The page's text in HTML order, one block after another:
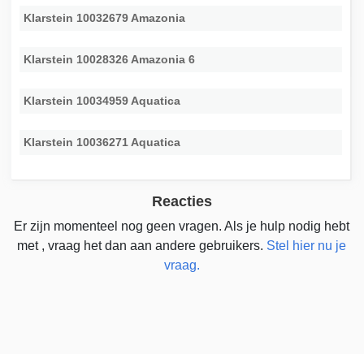
Klarstein 10032679 Amazonia
Klarstein 10028326 Amazonia 6
Klarstein 10034959 Aquatica
Klarstein 10036271 Aquatica
Reacties
Er zijn momenteel nog geen vragen. Als je hulp nodig hebt
met , vraag het dan aan andere gebruikers. Stel hier nu je
vraag.